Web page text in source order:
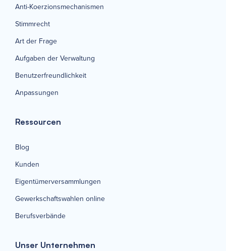
Anti-Koerzionsmechanismen
Stimmrecht
Art der Frage
Aufgaben der Verwaltung
Benutzerfreundlichkeit
Anpassungen
Ressourcen
Blog
Kunden
Eigentümerversammlungen
Gewerkschaftswahlen online
Berufsverbände
Unser Unternehmen